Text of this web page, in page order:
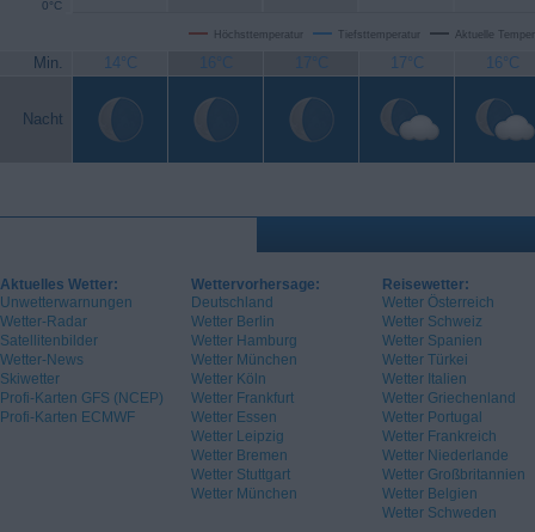
Höchsttemperatur Tiefsttemperatur Aktuelle
0°C
Min. 14°C 16°C 17°C 17°C 16°C
Nacht
Aktuelles Wetter:
Unwetterwarnungen
Wetter-Radar
Satellitenbilder
Wetter-News
Skiwetter
Profi-Karten GFS (NCEP)
Profi-Karten ECMWF
Wettervorhersage:
Deutschland
Wetter Berlin
Wetter Hamburg
Wetter München
Wetter Köln
Wetter Frankfurt
Wetter Essen
Wetter Leipzig
Wetter Bremen
Wetter Stuttgart
Wetter München
Reisewetter:
Wetter Österreich
Wetter Schweiz
Wetter Spanien
Wetter Türkei
Wetter Italien
Wetter Griechenland
Wetter Portugal
Wetter Frankreich
Wetter Niederlande
Wetter Großbritannien
Wetter Belgien
Wetter Schweden